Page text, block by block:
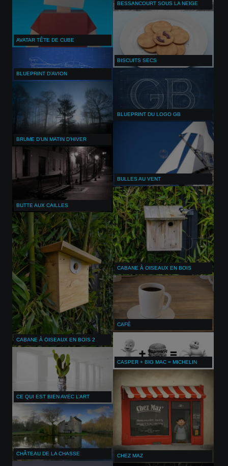
AVATAR TÊTE DE CUBE
BESSANCOURT SOUS LA NEIGE
BISCUITS SECS
BLUEPRINT D’AVION
BLUEPRINT DU LOGO GB
BRUME D’UN MATIN D’HIVER
BULLES AU VENT
BUTTE AUX CAILLES
CABANE À OISEAUX EN BOIS
CABANE À OISEAUX EN BOIS 2
CAFÉ
CASPER + BIG MAC = MICHELIN
CE QUI EST BIEN AVEC L’ART
CHEZ MAZ
CHÂTEAU DE LA CHASSE